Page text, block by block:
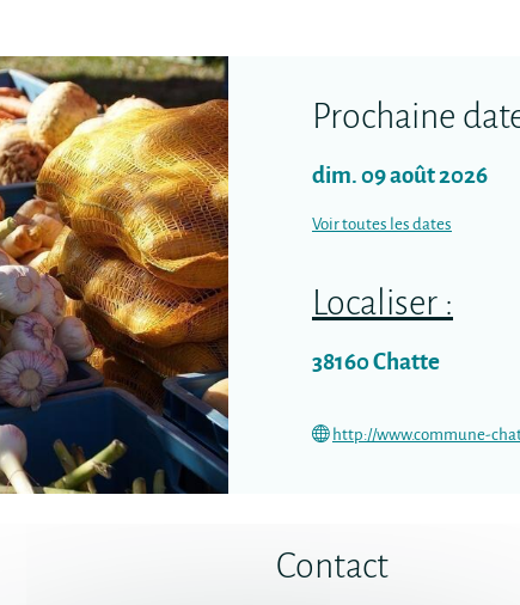
Prochaine
dim. 09 août 2026
Voir toutes les dates
Localiser :
38160Chatte
http://www.commune-
Contact